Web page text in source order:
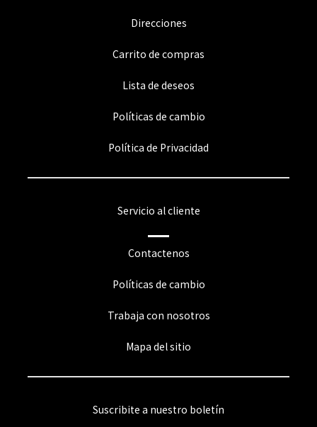
Direcciones
Carrito de compras
Lista de deseos
Políticas de cambio
Política de Privacidad
Servicio al cliente
Contactenos
Políticas de cambio
Trabaja con nosotros
Mapa del sitio
Suscribite a nuestro boletín